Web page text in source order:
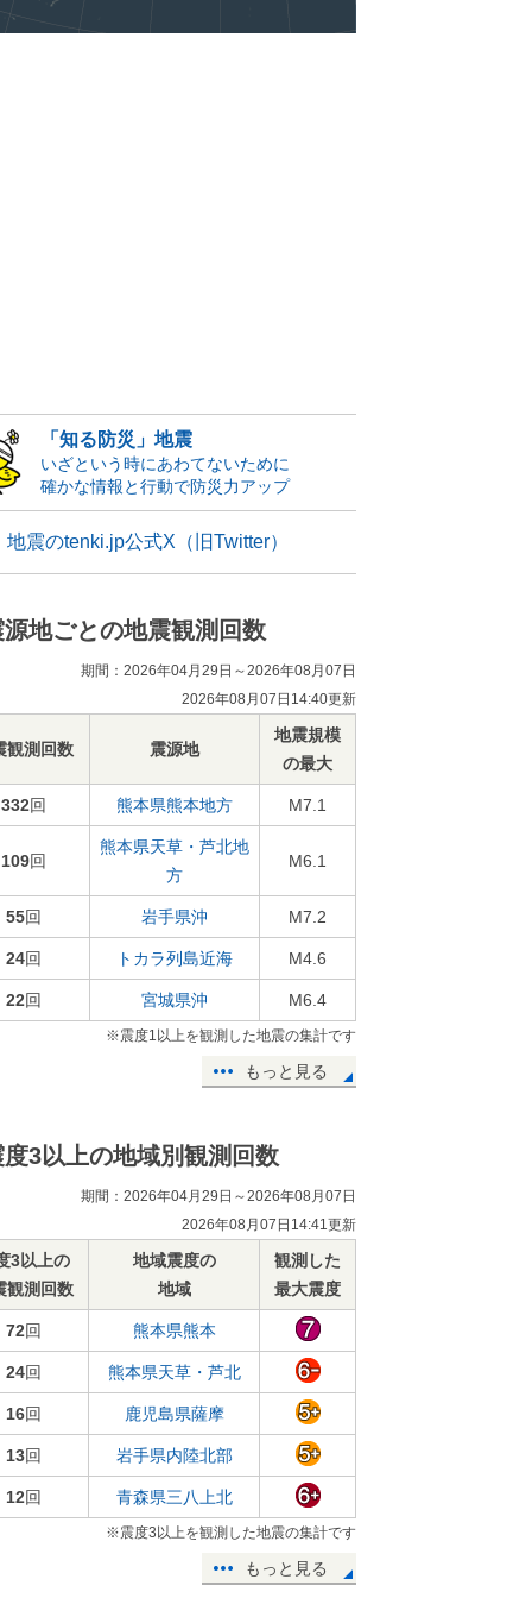
「知る防災」地震
いざという時にあわてないために
確かな情報と行動で防災力アップ
地震のtenki.jp公式X（旧Twitter）
源地ごとの地震観測回数
期間：2026年04月29日～2026年08月07日
2026年08月07日14:40更新
観測回数 震源地
地震規模
の最大
332回 熊本県熊本地方 M7.1
109回
熊本県天草・芦北地
方
M6.1
55回 岩手県沖 M7.2
24回 トカラ列島近海 M4.6
22回 宮城県沖 M6.4
※震度1以上を観測した地震の集計です
もっと見る
度3以上の地域別観測回数
期間：2026年04月29日～2026年08月07日
2026年08月07日14:41更新
3以上の
観測回数
地域震度の
地域
観測した
最大震度
72回 熊本県熊本
24回 熊本県天草・芦北
16回 鹿児島県薩摩
13回 岩手県内陸北部
12回 青森県三八上北
※震度3以上を観測した地震の集計です
もっと見る